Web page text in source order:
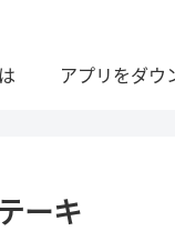
アプリをダウ
ーキ